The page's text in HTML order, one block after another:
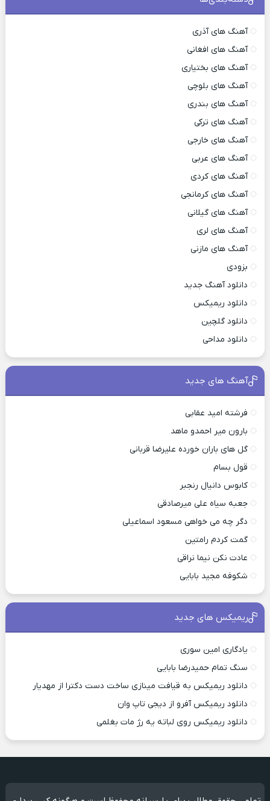
آهنگ های آذری
آهنگ های افغانی
آهنگ های بختیاری
آهنگ های بلوچی
آهنگ های بندری
آهنگ های ترکی
آهنگ های خارجی
آهنگ های عربی
آهنگ های کردی
آهنگ های کرمانجی
آهنگ های گیلانی
آهنگ های لری
آهنگ های مازنی
بزودی
دانلود آهنگ جدید
دانلود ریمیکس
دانلود گلچین
دانلود مداحی
آهنگ های جدید
فرشته امید عقابی
بارون میر احمدو ماهد
گل های باران خورده علیرضا قربانی
قول بسام
کابوس دانیال رنجبر
جعبه سیاه علی میرصادقی
دگر چه می خواهی مسعود اسماعیلی
گمت کردم رامتین
عادت نکن نیما نراقی
شکوفه مجید بابایی
ریمیکس های جدید
یادگاری امین سوری
سنگ تمام حمیدرضا بابایی
دانلود ریمیکس به قیافت مینازی ساخت دست دکترا از مهدیار
دانلود ریمیکس آفرو از ديجی تاپ وان
دانلود ریمیکس روی لباته یه رژ مات بغلمی